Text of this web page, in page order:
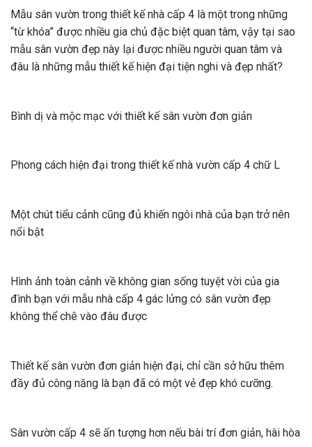
Mẫu sân vườn trong thiết kế nhà cấp 4 là một trong những
“từ khóa” được nhiều gia chủ đặc biệt quan tâm, vậy tại sao
mẫu sân vườn đẹp này lại được nhiều người quan tâm và
đâu là những mẫu thiết kế hiện đại tiện nghi và đẹp nhất?
Bình dị và mộc mạc với thiết kế sân vườn đơn giản
Phong cách hiện đại trong thiết kế nhà vườn cấp 4 chữ L
Một chút tiểu cảnh cũng đủ khiến ngôi nhà của bạn trở nên
nổi bật
Hình ảnh toàn cảnh về không gian sống tuyệt vời của gia
đình bạn với mẫu nhà cấp 4 gác lửng có sân vườn đẹp
không thể chê vào đâu được
Thiết kế sân vườn đơn giản hiện đại, chỉ cần sở hữu thêm
đầy đủ công năng là bạn đã có một vẻ đẹp khó cưỡng.
Sân vườn cấp 4 sẽ ấn tượng hơn nếu bài trí đơn giản, hài hòa